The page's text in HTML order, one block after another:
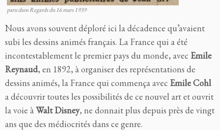
paru dans Regards du 16 mars 1939
Nous avons souvent déploré ici la décadence qu’avaient
subi les dessins animés français. La France qui a été
incontestablement le premier pays du monde, avec Emile
Reynaud, en 1892, à organiser des représentations de
dessins animés, la France qui commença avec Emile Cohl
a découvrir toutes les possibilités de ce nouvel art et ouvrit
la voie àWalt Disney, ne donnait plus depuis près de vingt
ans que des médiocrités dans ce genre.